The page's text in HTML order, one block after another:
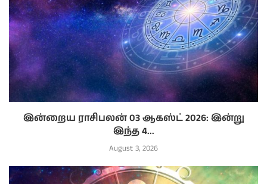
இன்றைய ராசிபலன் 03 ஆகஸ்ட் 2026: இன்று
இந்த 4...
August 3, 2026